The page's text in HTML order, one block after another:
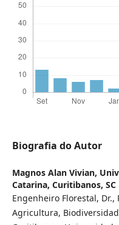
Biografia do Autor
Magnos Alan Vivian,
Catarina, Curitibanos, SC
Engenheiro Florestal,
Agricultura,